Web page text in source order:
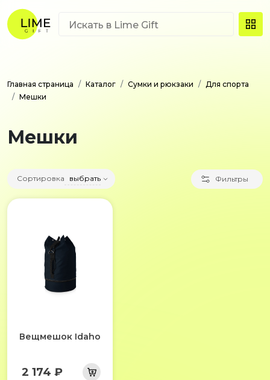
Главная страница Каталог Сумки и рюкзаки
Для спорта
Мешки
Мешки
Сортировка выбрать Фильтры
Вещмешок Idaho
2 174 ₽